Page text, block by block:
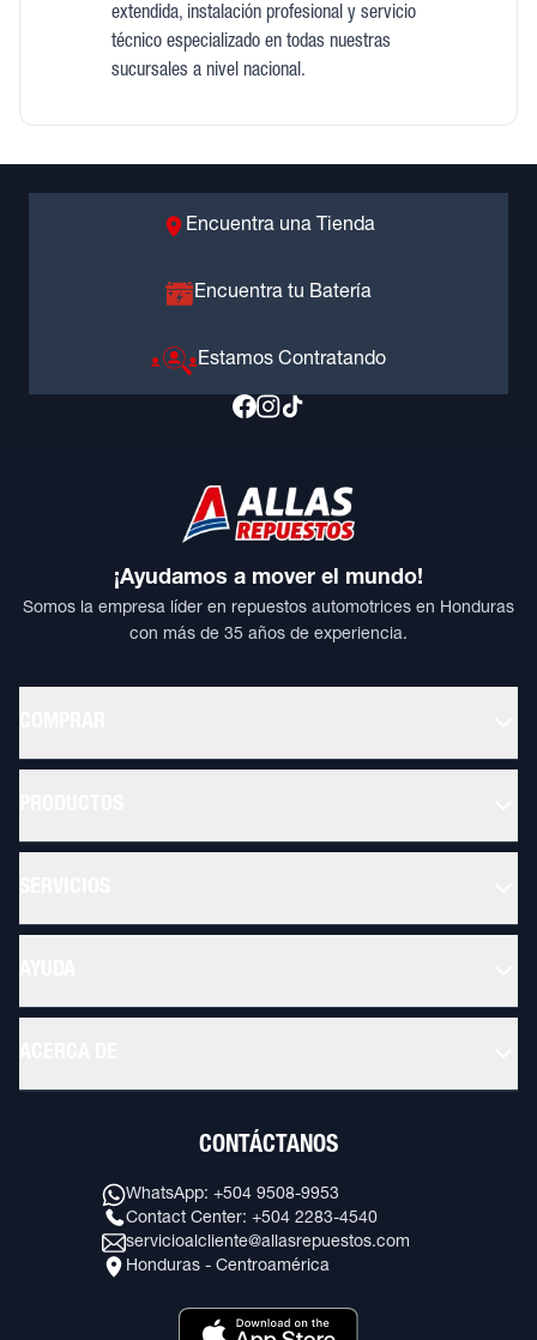
extendida, instalación profesional y servicio
técnico especializado en todas nuestras
sucursales a nivel nacional.
Encuentra una Tienda
Encuentra tu Batería
Estamos Contratando
¡Ayudamos a mover el mundo!
Somos la empresa líder en repuestos automotrices en Honduras
con más de 35 años de experiencia.
CONTÁCTANOS
WhatsApp: +504 9508-9953
Contact Center: +504 2283-4540
servicioalcliente@allasrepuestos.com
Honduras - Centroamérica